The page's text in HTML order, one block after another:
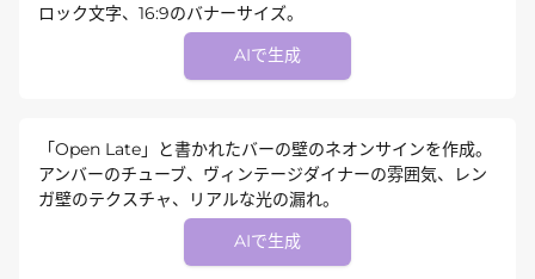
ロック文字、16:9のバナーサイズ。
AIで生成
「Open Late」と書かれたバーの壁のネオンサインを作成。
アンバーのチューブ、ヴィンテージダイナーの雰囲気、レン
ガ壁のテクスチャ、リアルな光の漏れ。
AIで生成